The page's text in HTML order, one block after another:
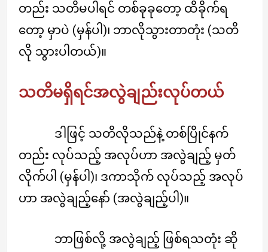
တည်း သတိမပါရင် တစ်ခုခုတော့ ထိခိုက်ရ
တော့ မှာပဲ (မှန်ပါ)၊ ဘာလိုသွားတာတုံး (သတိ
လို သွားပါတယ်)။
သတိမရှိရင်အလွဲချည်းလုပ်တယ်
ဒါဖြင့် သတိလိုသည်နဲ့ တစ်ပြိုင်နက်
တည်း လုပ်သည့် အလုပ်ဟာ အလွဲချည့် မှတ်
လိုက်ပါ (မှန်ပါ)၊ ဒကာသိုက် လုပ်သည့် အလုပ်
ဟာ အလွဲချည့်နော် (အလွဲချည့်ပါ)။
ဘာဖြစ်လို့ အလွဲချည့် ဖြစ်ရသတုံး ဆို